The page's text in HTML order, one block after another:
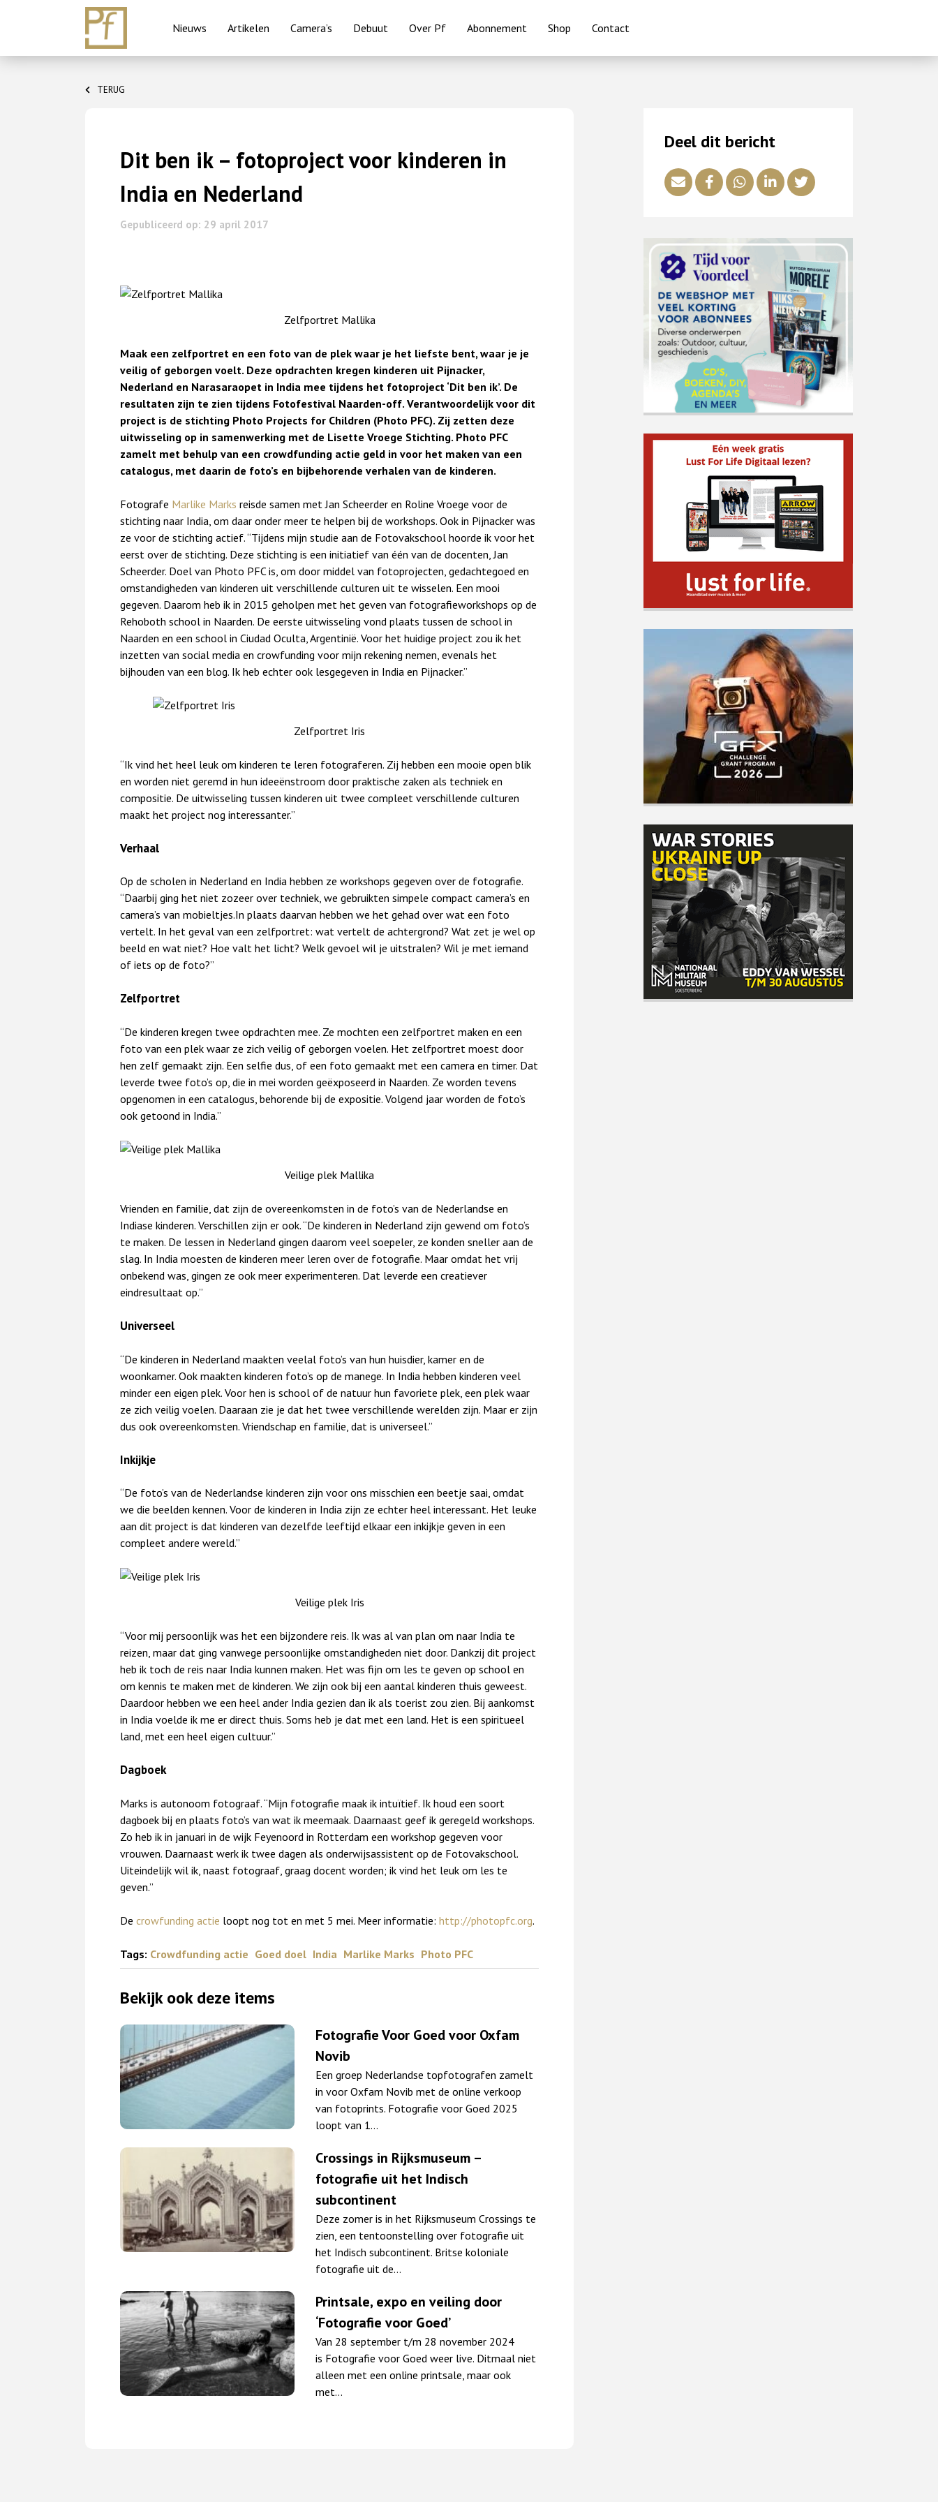
Nieuws Artikelen Camera’s Debuut Over Pf Abonnement Shop Contact
TERUG
Dit ben ik – fotoproject voor kinderen in
India en Nederland
Gepubliceerd op: 29 april 2017
Zelfportret Mallika
Maak een zelfportret en een foto van de plek waar je het liefste bent, waar je je
veilig of geborgen voelt. Deze opdrachten kregen kinderen uit Pijnacker,
Nederland en Narasaraopet in India mee tijdens het fotoproject ‘Dit ben ik’. De
resultaten zijn te zien tijdens Fotofestival Naarden-off. Verantwoordelijk voor dit
project is de stichting Photo Projects for Children (Photo PFC). Zij zetten deze
uitwisseling op in samenwerking met de Lisette Vroege Stichting. Photo PFC
zamelt met behulp van een crowdfunding actie geld in voor het maken van een
catalogus, met daarin de foto’s en bijbehorende verhalen van de kinderen.
Fotografe Marlike Marks reisde samen met Jan Scheerder en Roline Vroege voor de
stichting naar India, om daar onder meer te helpen bij de workshops. Ook in Pijnacker was
ze voor de stichting actief. “Tijdens mijn studie aan de Fotovakschool hoorde ik voor het
eerst over de stichting. Deze stichting is een initiatief van één van de docenten, Jan
Scheerder. Doel van Photo PFC is, om door middel van fotoprojecten, gedachtegoed en
omstandigheden van kinderen uit verschillende culturen uit te wisselen. Een mooi
gegeven. Daarom heb ik in 2015 geholpen met het geven van fotografieworkshops op de
Rehoboth school in Naarden. De eerste uitwisseling vond plaats tussen de school in
Naarden en een school in Ciudad Oculta, Argentinië. Voor het huidige project zou ik het
inzetten van social media en crowfunding voor mijn rekening nemen, evenals het
bijhouden van een blog. Ik heb echter ook lesgegeven in India en Pijnacker.”
Zelfportret Iris
“Ik vind het heel leuk om kinderen te leren fotograferen. Zij hebben een mooie open blik
en worden niet geremd in hun ideeënstroom door praktische zaken als techniek en
compositie. De uitwisseling tussen kinderen uit twee compleet verschillende culturen
maakt het project nog interessanter.”
Verhaal
Op de scholen in Nederland en India hebben ze workshops gegeven over de fotografie.
“Daarbij ging het niet zozeer over techniek, we gebruikten simpele compact camera’s en
camera’s van mobieltjes.In plaats daarvan hebben we het gehad over wat een foto
vertelt. In het geval van een zelfportret: wat vertelt de achtergrond? Wat zet je wel op
beeld en wat niet? Hoe valt het licht? Welk gevoel wil je uitstralen? Wil je met iemand
of iets op de foto?”
Zelfportret
“De kinderen kregen twee opdrachten mee. Ze mochten een zelfportret maken en een
foto van een plek waar ze zich veilig of geborgen voelen. Het zelfportret moest door
hen zelf gemaakt zijn. Een selfie dus, of een foto gemaakt met een camera en timer. Dat
leverde twee foto’s op, die in mei worden geëxposeerd in Naarden. Ze worden tevens
opgenomen in een catalogus, behorende bij de expositie. Volgend jaar worden de foto’s
ook getoond in India.”
Veilige plek Mallika
Vrienden en familie, dat zijn de overeenkomsten in de foto’s van de Nederlandse en
Indiase kinderen. Verschillen zijn er ook. “De kinderen in Nederland zijn gewend om foto’s
te maken. De lessen in Nederland gingen daarom veel soepeler, ze konden sneller aan de
slag. In India moesten de kinderen meer leren over de fotografie. Maar omdat het vrij
onbekend was, gingen ze ook meer experimenteren. Dat leverde een creatiever
eindresultaat op.”
Universeel
“De kinderen in Nederland maakten veelal foto’s van hun huisdier, kamer en de
woonkamer. Ook maakten kinderen foto’s op de manege. In India hebben kinderen veel
minder een eigen plek. Voor hen is school of de natuur hun favoriete plek, een plek waar
ze zich veilig voelen. Daaraan zie je dat het twee verschillende werelden zijn. Maar er zijn
dus ook overeenkomsten. Vriendschap en familie, dat is universeel.”
Inkijkje
“De foto’s van de Nederlandse kinderen zijn voor ons misschien een beetje saai, omdat
we die beelden kennen. Voor de kinderen in India zijn ze echter heel interessant. Het leuke
aan dit project is dat kinderen van dezelfde leeftijd elkaar een inkijkje geven in een
compleet andere wereld.”
Veilige plek Iris
“Voor mij persoonlijk was het een bijzondere reis. Ik was al van plan om naar India te
reizen, maar dat ging vanwege persoonlijke omstandigheden niet door. Dankzij dit project
heb ik toch de reis naar India kunnen maken. Het was fijn om les te geven op school en
om kennis te maken met de kinderen. We zijn ook bij een aantal kinderen thuis geweest.
Daardoor hebben we een heel ander India gezien dan ik als toerist zou zien. Bij aankomst
in India voelde ik me er direct thuis. Soms heb je dat met een land. Het is een spiritueel
land, met een heel eigen cultuur.”
Dagboek
Marks is autonoom fotograaf. “Mijn fotografie maak ik intuïtief. Ik houd een soort
dagboek bij en plaats foto’s van wat ik meemaak. Daarnaast geef ik geregeld workshops.
Zo heb ik in januari in de wijk Feyenoord in Rotterdam een workshop gegeven voor
vrouwen. Daarnaast werk ik twee dagen als onderwijsassistent op de Fotovakschool.
Uiteindelijk wil ik, naast fotograaf, graag docent worden; ik vind het leuk om les te
geven.”
De crowfunding actie loopt nog tot en met 5 mei. Meer informatie: http://photopfc.org.
Tags: Crowdfunding actie Goed doel India Marlike Marks Photo PFC
Bekijk ook deze items
Fotografie Voor Goed voor Oxfam
Novib
Een groep Nederlandse topfotografen zamelt
in voor Oxfam Novib met de online verkoop
van fotoprints. Fotografie voor Goed 2025
loopt van 1…
Crossings in Rijksmuseum –
fotografie uit het Indisch
subcontinent
Deze zomer is in het Rijksmuseum Crossings te
zien, een tentoonstelling over fotografie uit
het Indisch subcontinent. Britse koloniale
fotografie uit de…
Printsale, expo en veiling door
‘Fotografie voor Goed’
Van 28 september t/m 28 november 2024
is Fotografie voor Goed weer live. Ditmaal niet
alleen met een online printsale, maar ook
met…
Deel dit bericht